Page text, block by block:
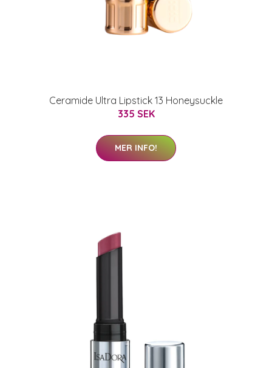
Ceramide Ultra Lipstick 13 Honeysuckle
335 SEK
MER INFO!